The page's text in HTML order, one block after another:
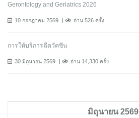
Gerontology and Geriatrics 2026
10 กรกฎาคม 2569 อ่าน 526 ครั้ง
การให้บริการฉีดวัคซีน
30 มิถุนายน 2569 อ่าน 14,330 ครั้ง
มิถุนายน 2569